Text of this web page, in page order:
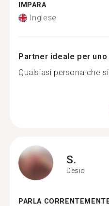
IMPARA
Inglese
Partner ideale per
Qualsiasi persona che
S.
Desio
PARLA